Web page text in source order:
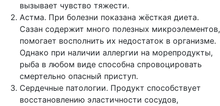
вызывает чувство тяжести.
Астма. При болезни показана жёсткая диета.
Сазан содержит много полезных микроэлементов,
помогает восполнить их недостаток в организме.
Однако при наличии аллергии на морепродукты,
рыба в любом виде способна спровоцировать
смертельно опасный приступ.
Сердечные патологии. Продукт способствует
восстановлению эластичности сосудов,